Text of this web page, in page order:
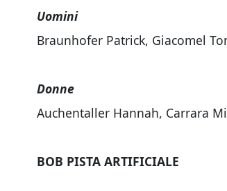
Uomini
Braunhofer Patrick, Giacomel
Donne
Auchentaller Hannah, Carrara
BOB PISTA ARTIFICIALE